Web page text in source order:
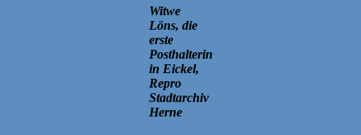
Witwe
Löns, die
erste
Posthalterin
in Eickel,
Repro
Stadtarchiv
Herne